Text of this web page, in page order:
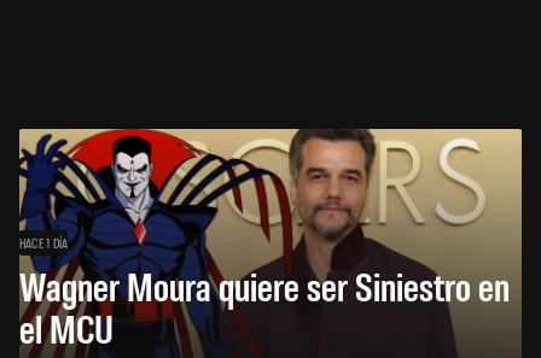
HACE 1 DÍA
Wagner Moura quiere ser Siniestro en
el MCU